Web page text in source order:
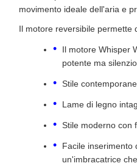
movimento ideale dell'aria e
Il motore reversibile permette
Il motore Whisper
potente ma
Stile
Lame di legno
Stile moderno con
Facile inserimento
un'imbracatrice